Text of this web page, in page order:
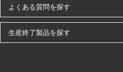
よくある質問を探す
生産終了製品を探す